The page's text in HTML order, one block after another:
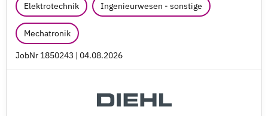
Elektrotechnik Ingenieurwesen - sonstige
Mechatronik
JobNr 1850243 | 04.08.2026